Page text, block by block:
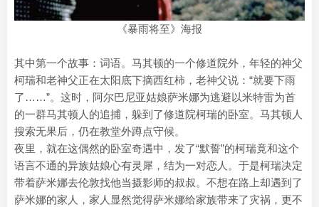
《暴雨将至》海报
其中第一个故事：词语。马其顿的一个修道院外，年轻的神父
柯瑞和老神父正在太阳底下摘西红柿，老神父说：“就要下雨
了……”。这时，阿尔巴尼亚姑娘萨米娜为逃避以米特雷为首
的一群马其顿人的追捕，躲到了修道院柯瑞的卧室。马其顿人
搜索无果后，仍在教堂外蹲点守候。
夜里，就在这偶然的卧室奇遇中，发了“默誓”的柯瑞竟和这个
语言不通的异族姑娘心有灵犀，结为一对恋人。于是柯瑞决定
带着萨米娜去伦敦找他当摄影师的叔叔。不想在路上却遇到了
萨米娜的家人，家人显然觉得萨米娜给家族带来了灾祸，更不